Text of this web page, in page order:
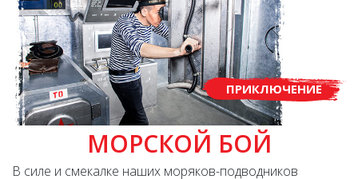
ПРИКЛЮЧЕНИЕ
МОРСКОЙ БОЙ
В силе и смекалке наших моряков-подводников